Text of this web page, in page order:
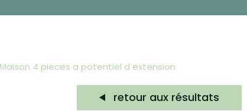
maison 4 pieces a potentiel d extension
retour aux résultats